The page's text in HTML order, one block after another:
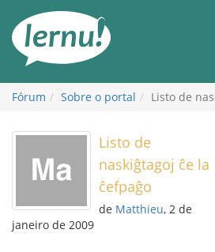
conteúdo
Fórum Sobre o portal Listo de
Listo de
naskiĝtagoj ĉe la
ĉefpaĝo
de Matthieu, 2 de
janeiro de 2009